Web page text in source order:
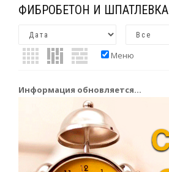
ФИБРОБЕТОН И ШПАТЛЕВКА
Меню
Информация обновляется...